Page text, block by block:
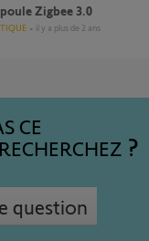
Zigbee 3.0
il y a plus de 2 ans
CE
question